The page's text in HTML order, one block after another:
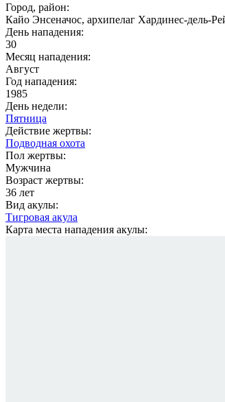
Город, район:
Кайо Энсеначос, архипелаг Хардинес-дель-
День нападения:
30
Месяц нападения:
Август
Год нападения:
1985
День недели:
Пятница
Действие жертвы:
Подводная охота
Пол жертвы:
Мужчина
Возраст жертвы:
36 лет
Вид акулы:
Тигровая акула
Карта места нападения акулы: